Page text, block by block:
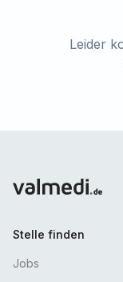
Leider
Stelle finden
Jobs